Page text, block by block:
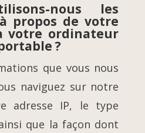
nous les
propos de votre
votre ordinateur
?
que vous nous
naviguez sur notre
adresse IP, le type
que la façon dont